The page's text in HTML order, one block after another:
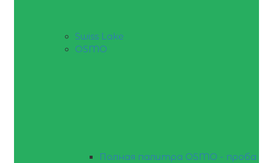
Swiss Lake
OSMO
Полная палитра OSMO - проба